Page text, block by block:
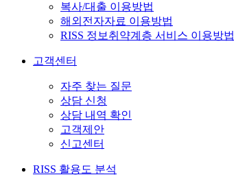
복사/대출 이용방법
해외전자자료 이용방법
RISS 정보취약계층 서비스 이용방법
고객센터
자주 찾는 질문
상담 신청
상담 내역 확인
고객제안
신고센터
RISS 활용도 분석